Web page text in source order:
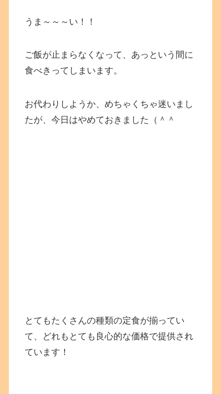
うま～～～い！！
ご飯が止まらなくなって、あっという間に
食べきってしまいます。
お代わりしようか、めちゃくちゃ迷いまし
たが、今日はやめておきました（＾＾
とてもたくさんの種類の定食が揃ってい
て、どれもとても良心的な価格で提供され
ています！